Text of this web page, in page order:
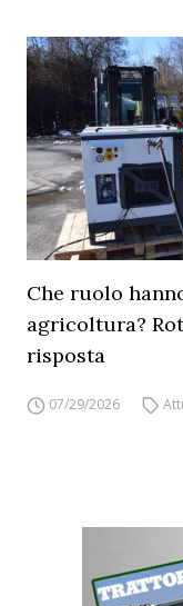
Che ruolo
agricoltura?
risposta
07/29/2026